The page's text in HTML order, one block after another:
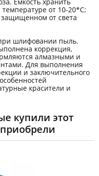
от 10-20*С;
от света
шлифовании пыль.
коррекция,
алмазными и
Для выполнения
и заключительного
красители и
купили этот